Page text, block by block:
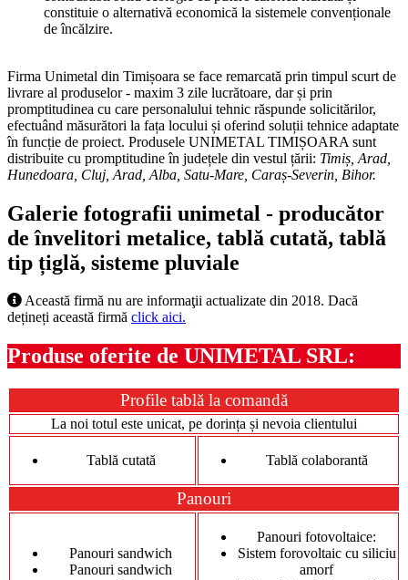
constituie o alternativă economică la sistemele convenționale
de încălzire.
Firma Unimetal din Timișoara se face remarcată prin timpul scurt de
livrare al produselor - maxim 3 zile lucrătoare, dar și prin
promptitudinea cu care personalului tehnic răspunde solicitărilor,
efectuând măsurători la fața locului și oferind soluții tehnice adaptate
în funcție de proiect. Produsele UNIMETAL TIMIȘOARA sunt
distribuite cu promptitudine în județele din vestul țării: Timiș, Arad,
Hunedoara, Cluj, Arad, Alba, Satu-Mare, Caraș-Severin, Bihor.
Galerie fotografii unimetal - producător
de învelitori metalice, tablă cutată, tablă
tip țiglă, sisteme pluviale
Această firmă nu are informaţii actualizate din 2018. Dacă
dețineți această firmă click aici.
Produse oferite de UNIMETAL SRL:
Profile tablă la comandă
La noi totul este unicat, pe dorința și nevoia clientului
Tablă cutată Tablă colaborantă
Panouri
Panouri sandwich
Panouri sandwich
Panouri fotovoltaice:
Sistem forovoltaic cu siliciu
amorf